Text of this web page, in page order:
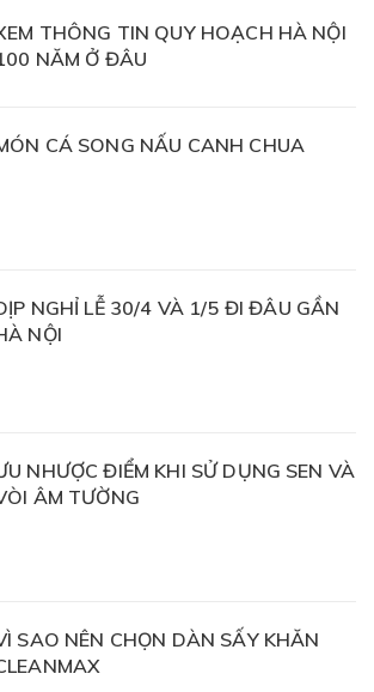
THÔNG TIN QUY HOẠCH HÀ NỘI
NĂM Ở ĐÂU
CÁ SONG NẤU CANH CHUA
NGHỈ LỄ 30/4 VÀ 1/5 ĐI ĐÂU GẦN
NỘI
NHƯỢC ĐIỂM KHI SỬ DỤNG SEN VÀ
ÂM TƯỜNG
SAO NÊN CHỌN DÀN SẤY KHĂN